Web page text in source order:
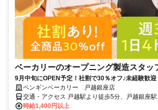
ベーカリーのオープニング製造スタッ
9月中旬にOPEN予定！社割で30％オフ♪未経験歓迎
ペンギンベーカリー 戸越銀座店
交通・アクセス 戸越駅より徒歩5分、戸越銀座
時給1,400円以上